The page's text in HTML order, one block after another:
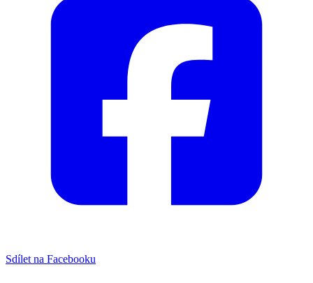
Sdílet na Facebooku